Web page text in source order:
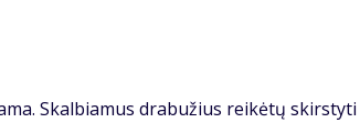
Skalbiamus drabužius reikėtų skirstyti